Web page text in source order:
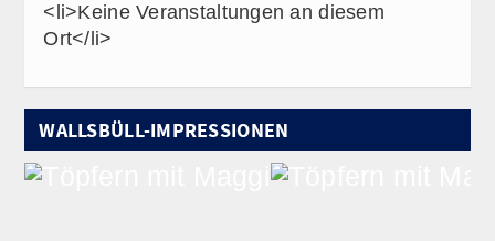
<li>Keine Veranstaltungen an diesem
Ort</li>
WALLSBÜLL-IMPRESSIONEN